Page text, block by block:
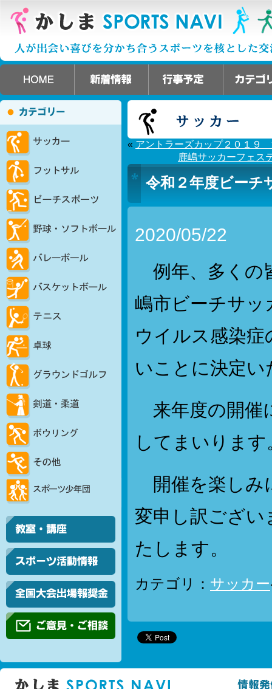
« アントラーズカップ２０１９
鹿嶋サッカーフェス
令和２年度ビーチ
2020/05/22
例年、多くの
嶋市ビーチサッ
ウイルス感染
いことに決定
来年度の開催
してまいります
開催を楽しみ
変申し訳ござ
たします。
カテゴリ： サッカー